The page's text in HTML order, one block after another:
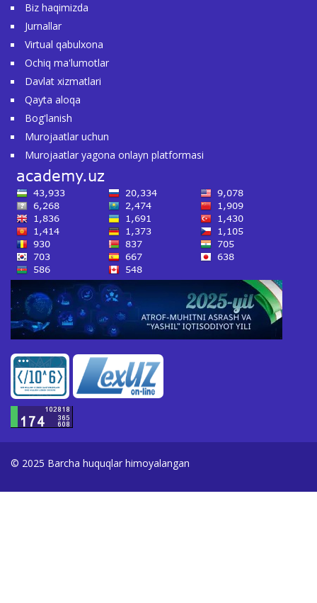
Biz haqimizda
Jurnallar
Virtual qabulxona
Ochiq ma'lumotlar
Davlat xizmatlari
Qayta aloqa
Bog'lanish
Murojaatlar uchun
Murojaatlar yagona onlayn platformasi
© 2025 Barcha huquqlar himoyalangan